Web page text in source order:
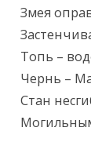
Текст
Змея
Топь –
Чернь –
Стан